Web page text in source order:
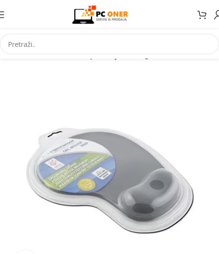
Početna Informatika PC periferija Podloge za miševe